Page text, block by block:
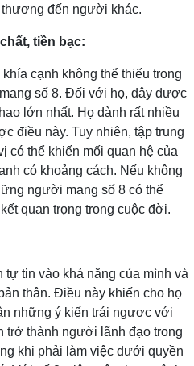
thương đến người khác.
tiền bạc:
cạnh không thể thiếu trong
số 8. Đối với họ, đây được
lớn nhất. Họ dành rất nhiều
điều này. Tuy nhiên, tập trung
có thể khiến mối quan hệ của
có khoảng cách. Nếu không
người mang số 8 có thể
quan trọng trong cuộc đời.
tin vào khả năng của mình và
thân. Điều này khiến cho họ
những ý kiến trái ngược với
trở thành người lãnh đạo trong
khi phải làm việc dưới quyền